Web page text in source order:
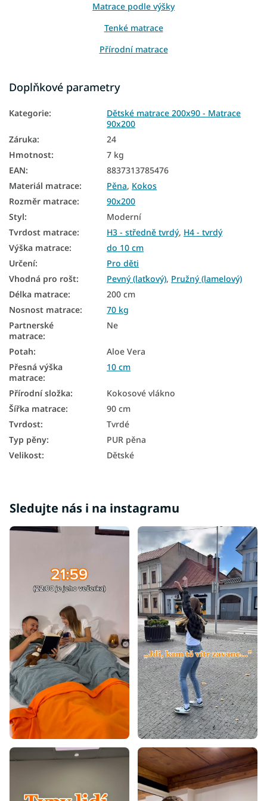
Matrace podle výšky
Tenké matrace
Přírodní matrace
Matrace na zem
Nejprodávanější matrace
Oboustranné matrace
Matrace podle tvrdosti
Zdravotní matrace
Dětské matrace podle rozměru
Dětské matrace podle materiálu
Dětské kokosové matrace
Dětské nezónované matrace
Levné matrace 90x200
Matrace tvrdost H3
Matrace tvrdost H4
Tvrdé matrace 90x200
Zdravotní matrace 90x200
Doplňkové parametry
Kategorie:
Dětské matrace 200x90 - Matrace
90x200
Záruka:
24
Hmotnost:
7 kg
EAN:
8837313785476
Materiál matrace: Pěna, Kokos
Rozměr matrace:
90x200
Styl:
Moderní
Tvrdost matrace: H3 - středně tvrdý, H4 - tvrdý
Výška matrace:
do 10 cm
Určení:
Pro děti
Vhodná pro rošt: Pevný (laťkový), Pružný (lamelový)
Délka matrace:
200 cm
Nosnost matrace:
70 kg
Partnerské
matrace:
Ne
Potah:
Aloe Vera
Přesná výška
matrace:
10 cm
Přírodní složka:
Kokosové vlákno
Šířka matrace:
90 cm
Tvrdost:
Tvrdé
Typ pěny:
PUR pěna
Velikost: Dětské
Sledujte nás i na instagramu